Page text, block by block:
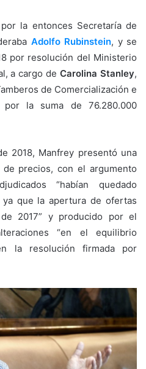
la entonces Secretaría de
Adolfo Rubinstein, y se
por resolución del Ministerio
a cargo deCarolina Stanley,
de Comercialización e
por la suma de 76.280.000
2018, Manfrey presentó una
precios, con el argumento
“habían quedado
que la apertura de ofertas
2017” y producido por el
“en el equilibrio
la resolución firmada por